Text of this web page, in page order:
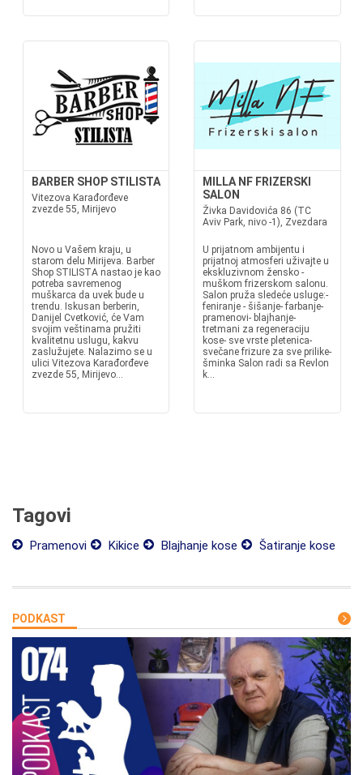
BARBER SHOP STILISTA
Vitezova Karađorđeve
zvezde 55, Mirijevo
Novo u Vašem kraju, u
starom delu Mirijeva. Barber
Shop STILISTA nastao je kao
potreba savremenog
muškarca da uvek bude u
trendu. Iskusan berberin,
Danijel Cvetković, će Vam
svojim veštinama pružiti
kvalitetnu uslugu, kakvu
zaslužujete. Nalazimo se u
ulici Vitezova Karađorđeve
zvezde 55, Mirijevo...
MILLA NF FRIZERSKI
SALON
Živka Davidovića 86 (TC
Aviv Park, nivo -1), Zvezdara
U prijatnom ambijentu i
prijatnoj atmosferi uživajte u
ekskluzivnom žensko -
muškom frizerskom salonu.
Salon pruža sledeće usluge:-
feniranje - šišanje- farbanje-
pramenovi- blajhanje-
tretmani za regeneraciju
kose- sve vrste pletenica-
svečane frizure za sve prilike-
šminka Salon radi sa Revlon
k...
Tagovi
Pramenovi Kikice Blajhanje kose Šatiranje kose
PODKAST